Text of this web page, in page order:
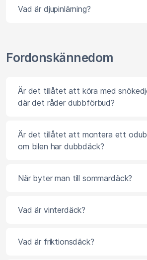
Vad är djupinlärning?
Fordonskännedom
Är det tillåtet att köra med
där det råder dubbförbud?
Är det tillåtet att montera ett
om bilen har dubbdäck?
När byter man till sommardäck?
Vad är vinterdäck?
Vad är friktionsdäck?